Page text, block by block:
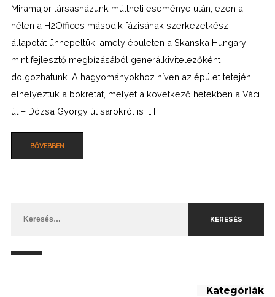
Miramajor társasházunk múltheti eseménye után, ezen a
héten a H2Offices második fázisának szerkezetkész
állapotát ünnepeltük, amely épületen a Skanska Hungary
mint fejlesztő megbízásából generálkivitelezőként
dolgozhatunk. A hagyományokhoz híven az épület tetején
elhelyeztük a bokrétát, melyet a következő hetekben a Váci
út – Dózsa György út sarokról is […]
BŐVEBBEN
Kategóriák